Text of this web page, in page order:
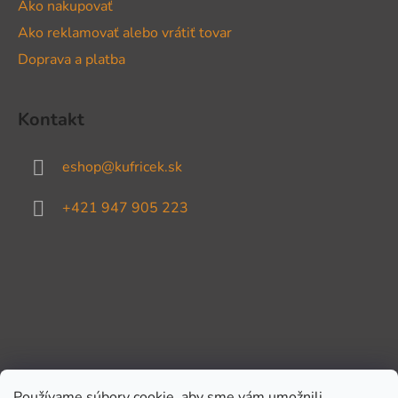
Ako nakupovať
Ako reklamovať alebo vrátiť tovar
Doprava a platba
Kontakt
eshop@kufricek.sk
+421 947 905 223